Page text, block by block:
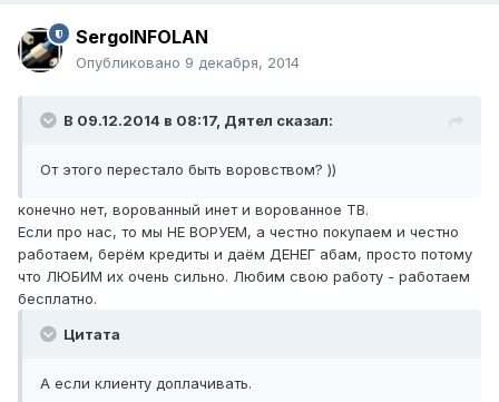
SergoINFOLAN
Опубликовано 9 декабря, 2014
В 09.12.2014 в 08:17, Дятел сказал:
От этого перестало быть воровством? ))
конечно нет, ворованный инет и ворованное ТВ.
Если про нас, то мы НЕ ВОРУЕМ, а честно покупаем и честно
работаем, берём кредиты и даём ДЕНЕГ абам, просто потому
что ЛЮБИМ их очень сильно. Любим свою работу - работаем
бесплатно.
Цитата
А если клиенту доплачивать.